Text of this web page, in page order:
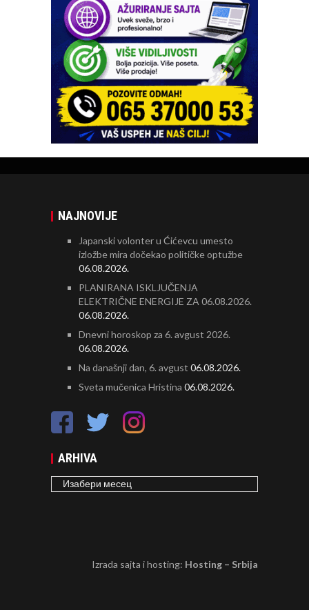
NAJNOVIJE
Japanski volonter u Ćićevcu umesto
izložbe mira dočekao političke optužbe
06.08.2026.
PLANIRANA ISKLJUČENJA
ELEKTRIČNE ENERGIJE ZA 06.08.2026.
06.08.2026.
Dnevni horoskop za 6. avgust 2026.
06.08.2026.
Na današnji dan, 6. avgust 06.08.2026.
Sveta mučenica Hristina 06.08.2026.
ARHIVA
ARHIVA
Izrada sajta i hosting: Hosting – Srbija